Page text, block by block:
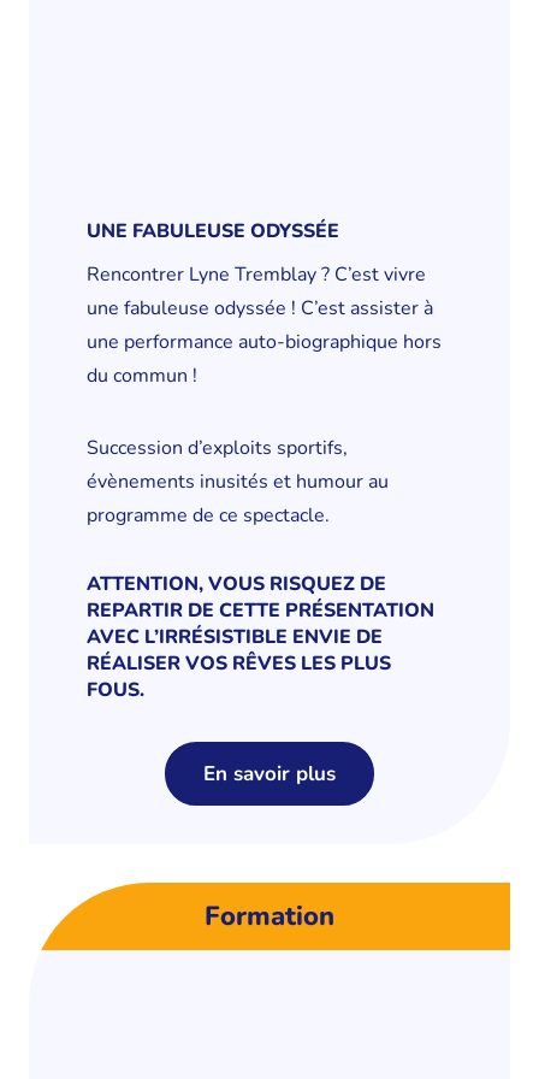
UNE FABULEUSE ODYSSÉE
Rencontrer Lyne Tremblay ? C’est vivre
une fabuleuse odyssée ! C’est assister à
une performance auto-biographique hors
du commun !
Succession d’exploits sportifs,
évènements inusités et humour au
programme de ce spectacle.
ATTENTION, VOUS RISQUEZ DE
REPARTIR DE CETTE PRÉSENTATION
AVEC L’IRRÉSISTIBLE ENVIE DE
RÉALISER VOS RÊVES LES PLUS
FOUS.
En savoir plus
Formation